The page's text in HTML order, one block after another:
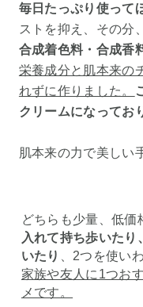
毎日たっぷり使って
ストを抑え、その分、
合成着色料・合成香
栄養成分と肌本来の
れずに作りました。
クリームになってお
肌本来の力で美しい
どちらも少量、低価
入れて持ち歩いた
いたり
、2つを使い
家族や友人に1つお
メです。